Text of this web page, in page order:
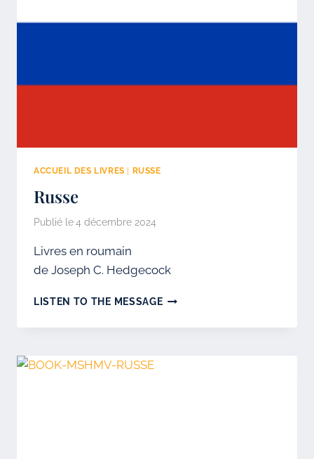
ACCUEIL DES LIVRES | RUSSE
Russe
Publié le4 décembre 2024
Livres en roumain
de Joseph C. Hedgecock
LISTEN TO THE MESSAGERUSSE